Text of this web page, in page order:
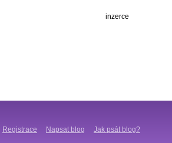
inzerce
Registrace Napsat blog Jak psát blog?